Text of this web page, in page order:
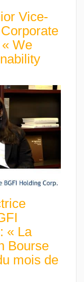
Vice-
We
« La
Bourse
mois de